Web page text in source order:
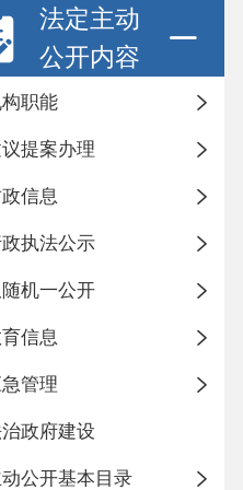
法定主动
公开内容
职能
提案办理
信息
执法公示
机一公开
信息
管理
政府建设
公开基本目录